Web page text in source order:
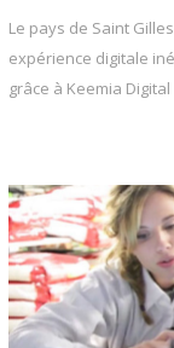
Le pays de Saint
expérience digitale
grâce à Keemia Digital